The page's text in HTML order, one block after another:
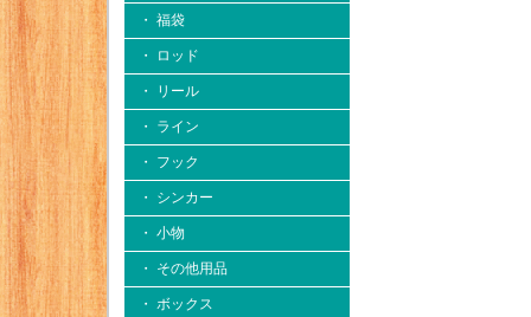
・ 福袋
・ ロッド
・ リール
・ ライン
・ フック
・ シンカー
・ 小物
・ その他用品
・ ボックス